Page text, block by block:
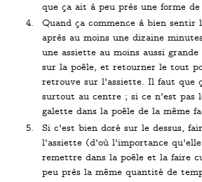
que ça ait à peu près une forme de
Quand ça commence à bien
après au moins une dizaine
une assiette au moins aussi
sur la poêle, et retourner le tout
retrouve sur l'assiette. Il faut que
surtout au centre ; si ce n'est pas
galette dans la poêle de la même
Si c'est bien doré sur le dessus,
l'assiette (d'où l'importance
remettre dans la poêle et la faire
peu près la même quantité de